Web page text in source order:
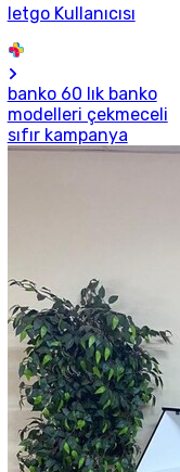
letgo Kullanıcısı
banko 60 lık banko
modelleri çekmeceli
sıfır kampanya